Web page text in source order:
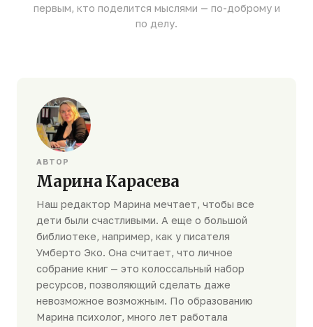
первым, кто поделится мыслями — по-доброму и
по делу.
АВТОР
Марина Карасева
Наш редактор Марина мечтает, чтобы все
дети были счастливыми. А еще о большой
библиотеке, например, как у писателя
Умберто Эко. Она считает, что личное
собрание книг — это колоссальный набор
ресурсов, позволяющий сделать даже
невозможное возможным. По образованию
Марина психолог, много лет работала